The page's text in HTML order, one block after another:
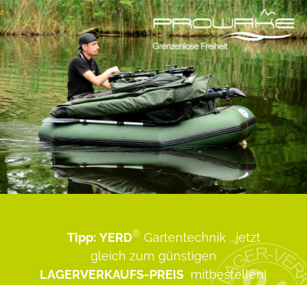
Tipp: YERD® Gartentechnik ...jetzt
gleich zum günstigen
LAGERVERKAUFS-PREIS mitbestellen!